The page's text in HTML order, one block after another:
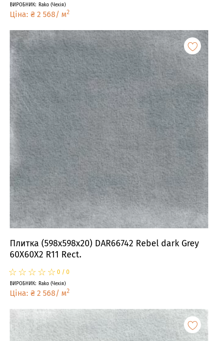
ВИРОБНИК: Rako (Чехія)
Ціна: ₴ 2 568/ м2
Плитка (598x598x20) DAR66742 Rebel dark Grey
60X60X2 R11 Rect.
☆
★☆
★☆
★☆
★☆
★ 0 / 0
ВИРОБНИК: Rako (Чехія)
Ціна: ₴ 2 568/ м2